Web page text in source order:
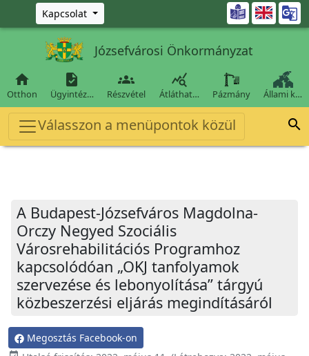
Ugrás a fő tartalomra
Kapcsolat 
Józsefvárosi Önkormányzat

Otthon

Ügyintéz…

Részvétel

Átláthat… Pázmány Állami k…
Válasszon a menüpontok közül 
A Budapest-Józsefváros Magdolna-
Orczy Negyed Szociális
Városrehabilitációs Programhoz
kapcsolódóan „OKJ tanfolyamok
szervezése és lebonyolítása” tárgyú
közbeszerzési eljárás megindításáról
Megosztás Facebook-on